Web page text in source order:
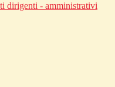
dirigenti - amministrativi